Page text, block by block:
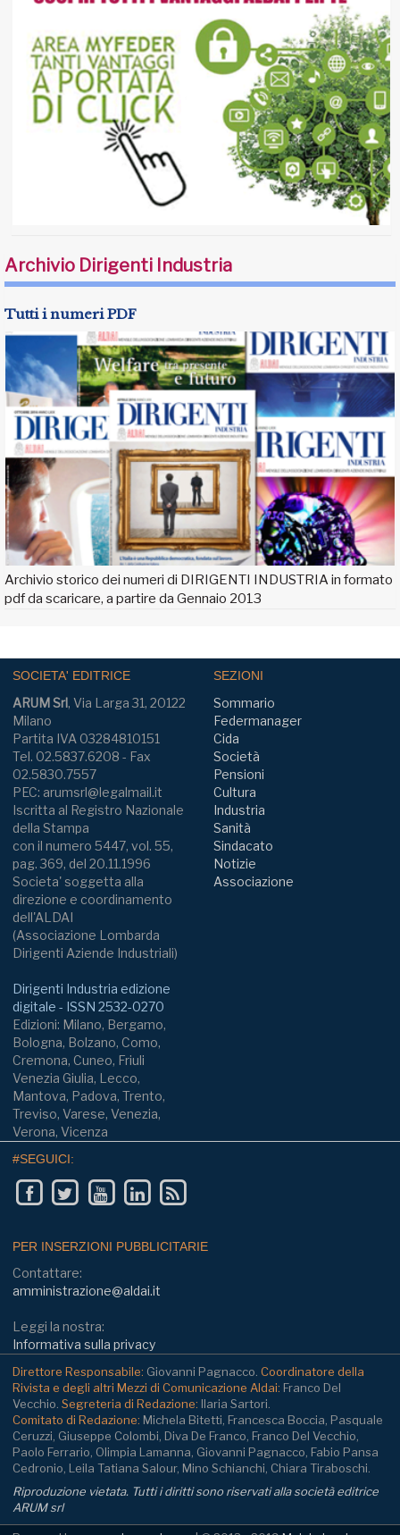
Archivio Dirigenti Industria
Tutti i numeri PDF
Archivio storico dei numeri di DIRIGENTI INDUSTRIA in formato
pdf da scaricare, a partire da Gennaio 2013
SOCIETA' EDITRICE
ARUM Srl, Via Larga 31, 20122
Milano
Partita IVA 03284810151
Tel. 02.5837.6208 - Fax
02.5830.7557
PEC: arumsrl@legalmail.it
Iscritta al Registro Nazionale
della Stampa
con il numero 5447, vol. 55,
pag. 369, del 20.11.1996
Societa' soggetta alla
direzione e coordinamento
dell'ALDAI
(Associazione Lombarda
Dirigenti Aziende Industriali)
Dirigenti Industria edizione
digitale - ISSN 2532-0270
Edizioni: Milano, Bergamo,
Bologna, Bolzano, Como,
Cremona, Cuneo, Friuli
Venezia Giulia, Lecco,
Mantova, Padova, Trento,
Treviso, Varese, Venezia,
Verona, Vicenza
SEZIONI
Sommario
Federmanager
Cida
Società
Pensioni
Cultura
Industria
Sanità
Sindacato
Notizie
Associazione
#SEGUICI:
PER INSERZIONI PUBBLICITARIE
Contattare:
amministrazione@aldai.it
Leggi la nostra:
Informativa sulla privacy
Direttore Responsabile: Giovanni Pagnacco. Coordinatore della
Rivista e degli altri Mezzi di Comunicazione Aldai: Franco Del
Vecchio. Segreteria di Redazione: Ilaria Sartori.
Comitato di Redazione: Michela Bitetti, Francesca Boccia, Pasquale
Ceruzzi, Giuseppe Colombi, Diva De Franco, Franco Del Vecchio,
Paolo Ferrario, Olimpia Lamanna, Giovanni Pagnacco, Fabio Pansa
Cedronio, Leila Tatiana Salour, Mino Schianchi, Chiara Tiraboschi.
Riproduzione vietata. Tutti i diritti sono riservati alla società editrice
ARUM srl